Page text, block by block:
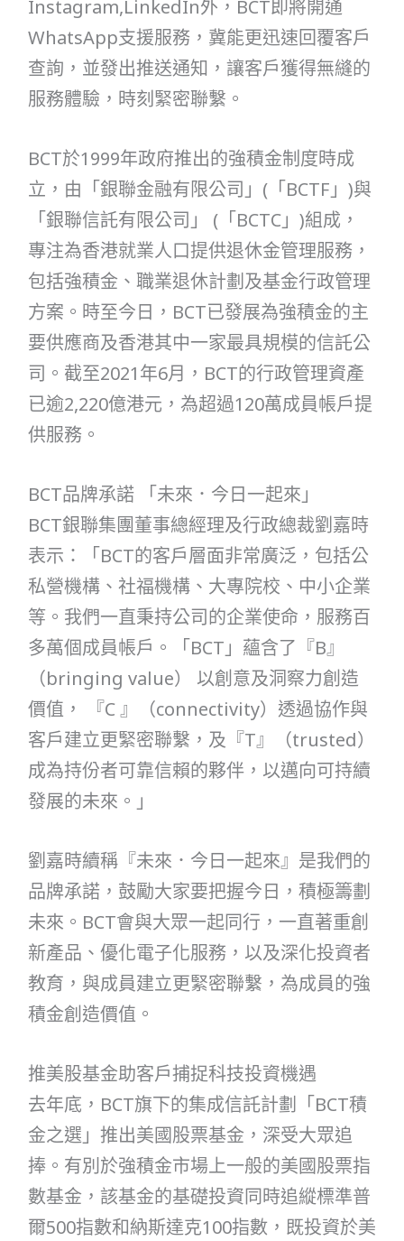
Instagram,LinkedIn外，BCT即將開通
WhatsApp支援服務，冀能更迅速回覆客戶
查詢，並發出推送通知，讓客戶獲得無縫的
服務體驗，時刻緊密聯繫。
BCT於1999年政府推出的強積金制度時成
立，由「銀聯金融有限公司」(「BCTF」)與
「銀聯信託有限公司」 (「BCTC」)組成，
專注為香港就業人口提供退休金管理服務，
包括強積金、職業退休計劃及基金行政管理
方案。時至今日，BCT已發展為強積金的主
要供應商及香港其中一家最具規模的信託公
司。截至2021年6月，BCT的行政管理資產
已逾2,220億港元，為超過120萬成員帳戶提
供服務。
BCT品牌承諾 「未來．今日一起來」
BCT銀聯集團董事總經理及行政總裁劉嘉時
表示：「BCT的客戶層面非常廣泛，包括公
私營機構、社福機構、大專院校、中小企業
等。我們一直秉持公司的企業使命，服務百
多萬個成員帳戶。「BCT」蘊含了『B』
（bringing value） 以創意及洞察力創造
價值， 『C 』（connectivity）透過協作與
客戶建立更緊密聯繫，及『T』（trusted）
成為持份者可靠信賴的夥伴，以邁向可持續
發展的未來。」
劉嘉時續稱『未來．今日一起來』是我們的
品牌承諾，鼓勵大家要把握今日，積極籌劃
未來。BCT會與大眾一起同行，一直著重創
新產品、優化電子化服務，以及深化投資者
教育，與成員建立更緊密聯繫，為成員的強
積金創造價值。
推美股基金助客戶捕捉科技投資機遇
去年底，BCT旗下的集成信託計劃「BCT積
金之選」推出美國股票基金，深受大眾追
捧。有別於強積金市場上一般的美國股票指
數基金，該基金的基礎投資同時追縱標準普
爾500指數和納斯達克100指數，既投資於美